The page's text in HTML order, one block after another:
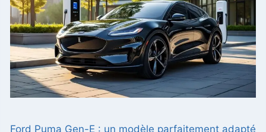
Ford Puma Gen-E : un modèle parfaitement adapté